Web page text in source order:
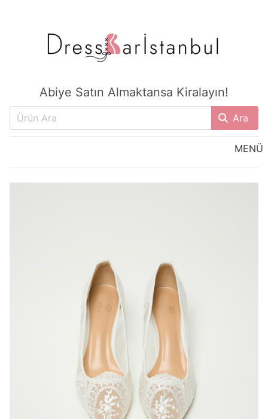
Abiye Satın Almaktansa Kiralayın!
Ara
MENÜ